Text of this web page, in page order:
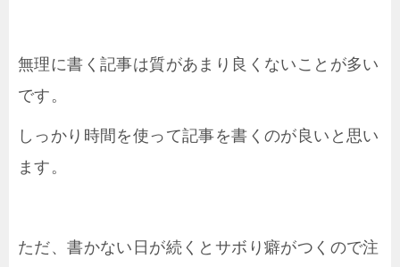
無理に書く記事は質があまり良くないことが多い
です。
しっかり時間を使って記事を書くのが良いと思い
ます。
ただ、書かない日が続くとサボり癖がつくので注